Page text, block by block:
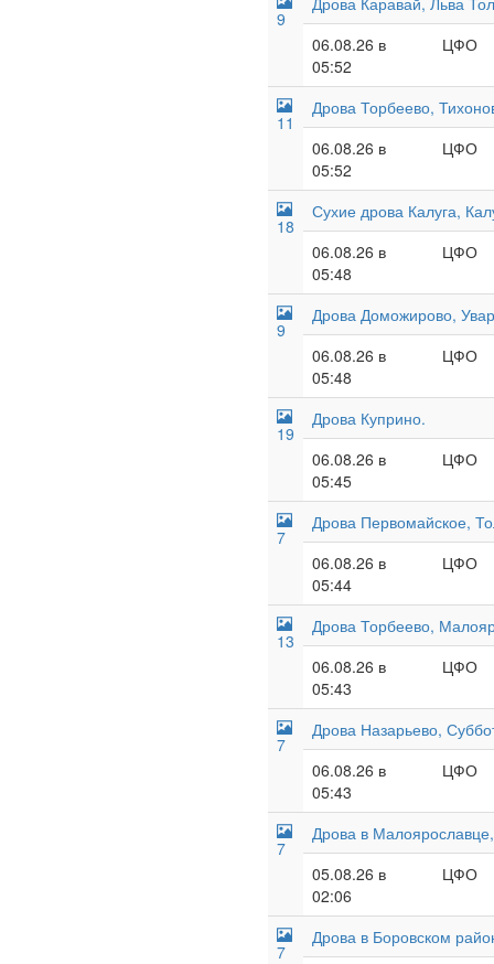
9
06.08.26 в
05:52
ЦФО
11
Дрова Торбеево,
06.08.26 в
05:52
ЦФО
18
Сухие дрова Калуга,
06.08.26 в
05:48
ЦФО
9
Дрова Доможирово,
06.08.26 в
05:48
ЦФО
19
Дрова Куприно.
06.08.26 в
05:45
ЦФО
7
Дрова Первомайское,
06.08.26 в
05:44
ЦФО
13
Дрова Торбеево,
06.08.26 в
05:43
ЦФО
7
Дрова Назарьево,
06.08.26 в
05:43
ЦФО
7
Дрова в
05.08.26 в
02:06
ЦФО
7
Дрова в Боровском